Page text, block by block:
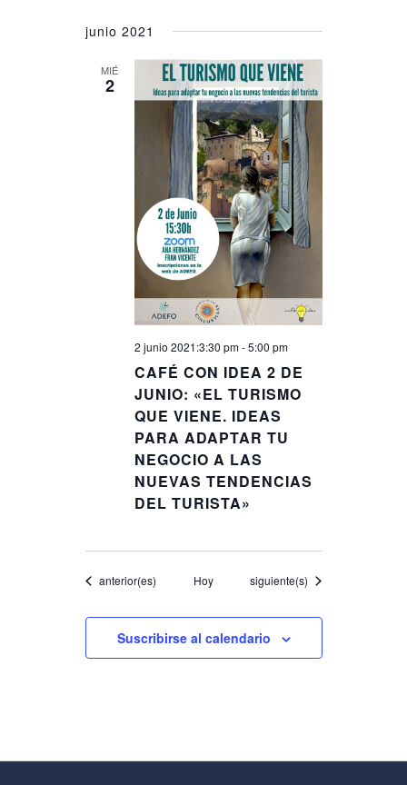
junio 2021
MIÉ
2
2 junio 2021:3:30 pm-5:00 pm
CAFÉ CON IDEA 2 DE
JUNIO: «EL TURISMO
QUE VIENE. IDEAS
PARA ADAPTAR TU
NEGOCIO A LAS
NUEVAS TENDENCIAS
DEL TURISTA»
Eventos
anterior(es) Hoy Eventos
siguiente(s)
Suscribirse al calendario